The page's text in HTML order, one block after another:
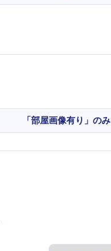
「部屋画像有り」のみ